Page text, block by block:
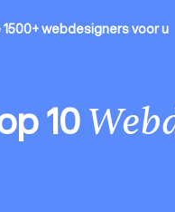
webdesignersvoor u
10